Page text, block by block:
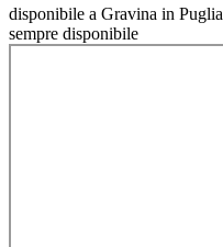
disponibile a Gravina in Puglia
sempre disponibile